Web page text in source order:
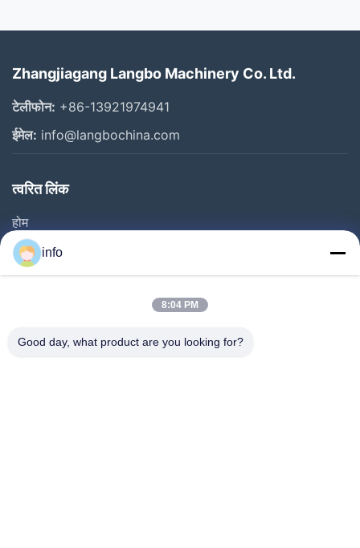
Zhangjiagang Langbo Machinery Co. Ltd.
टेलीफोन: +86-13921974941
ईमेल: info@langbochina.com
त्वरित लिंक
होम
उत्पाद
वीडियो
फैक्टरी यात्रा
info
8:04 PM
Good day, what product are you looking for?